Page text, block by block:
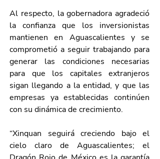
Al respecto, la gobernadora agradeció
la confianza que los inversionistas
mantienen en Aguascalientes y se
comprometió a seguir trabajando para
generar las condiciones necesarias
para que los capitales extranjeros
sigan llegando a la entidad, y que las
empresas ya establecidas continúen
con su dinámica de crecimiento.
“Xinquan seguirá creciendo bajo el
cielo claro de Aguascalientes; el